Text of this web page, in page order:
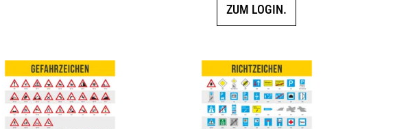
ZUM LOGIN.